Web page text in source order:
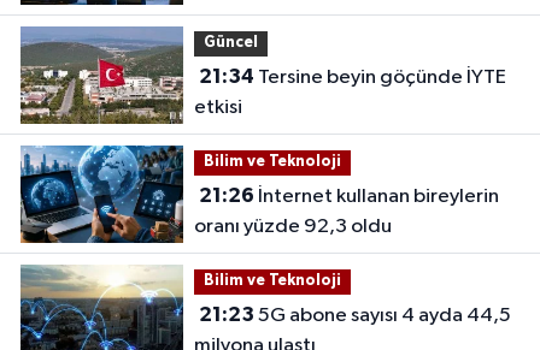
Güncel
21:34
etkisi
Bilim ve Teknoloji
21:26
oranı yüzde 92,3 oldu
Bilim ve Teknoloji
21:23
milyona ulaştı